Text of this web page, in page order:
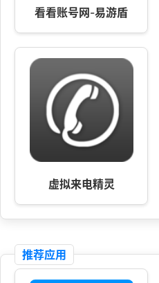
看看账号网-易游盾
虚拟来电精灵
推荐应用